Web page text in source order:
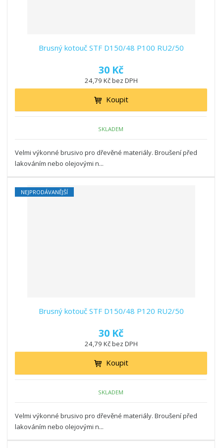
Brusný kotouč STF D150/48 P100 RU2/50
30 Kč
24,79 Kč bez DPH
Koupit
SKLADEM
Velmi výkonné brusivo pro dřevěné materiály. Broušení před
lakováním nebo olejovými n...
NEJPRODÁVANĚJŠÍ
Brusný kotouč STF D150/48 P120 RU2/50
30 Kč
24,79 Kč bez DPH
Koupit
SKLADEM
Velmi výkonné brusivo pro dřevěné materiály. Broušení před
lakováním nebo olejovými n...